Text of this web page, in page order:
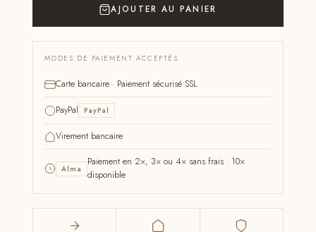
AJOUTER AU PANIER
MODES DE PAIEMENT ACCEPTÉS
Carte bancaire · Paiement sécurisé SSL
PayPal PayPal
Virement bancaire
Alma
Paiement en 2×, 3× ou 4× sans frais · 10×
disponible